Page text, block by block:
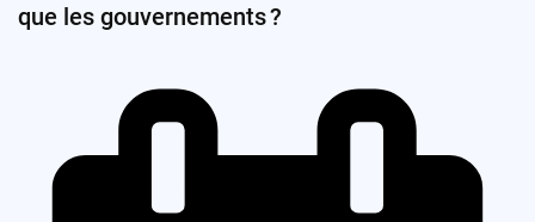
que les gouvernements ?